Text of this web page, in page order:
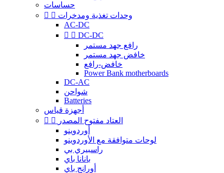
حساسات
  وحدات تغذية ومدخرات
AC-DC
  DC-DC
رافع جهد مستمر
خافض جهد مستمر
خافض-رافع
Power Bank motherboards
DC-AC
شواحن
Batteries
أجهزة قياس
 
العتاد مفتوح المصدر
أوردوينو
لوحات متوافقة مع الأوردوينو
راسبيري بي
بانانا باي
أورانج باي